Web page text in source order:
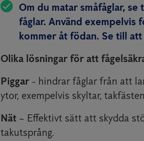
Om du matar småfåglar,
fåglar. Använd
kommer åt födan. Se till
Olika lösningar för att
Piggar - hindrar fåglar från att
ytor, exempelvis skyltar,
Nät – Effektivt sätt att skydda
takutsprång.